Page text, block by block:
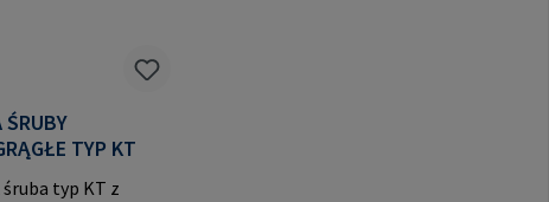
ŚRUBY
TYP KT
śruba typ KT z